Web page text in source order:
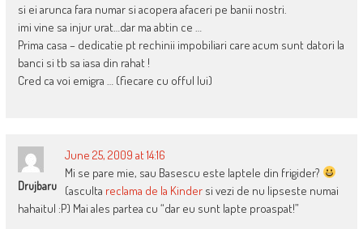
si ei arunca fara numar si acopera afaceri pe banii nostri.
imi vine sa injur urat…dar ma abtin ce …
Prima casa – dedicatie pt rechinii impobiliari care acum sunt datori la
banci si tb sa iasa din rahat !
Cred ca voi emigra … (fiecare cu offul lui)
Drujbaru
June 25, 2009 at 14:16
Mi se pare mie, sau Basescu este laptele din frigider?
(asculta reclama de la Kindersi vezi de nu lipseste numai
hahaitul :P) Mai ales partea cu “dar eu sunt lapte proaspat!”